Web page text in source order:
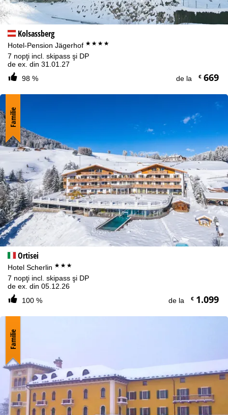
Kolsassberg
Hotel-Pension Jägerhof ****
7 nopţi incl. skipass şi DP
de ex. din 31.01.27
98 %
de la €669
Ortisei
Hotel Scherlin ***
7 nopţi incl. skipass şi DP
de ex. din 05.12.26
100 %
de la €1.099
Familie
Familie